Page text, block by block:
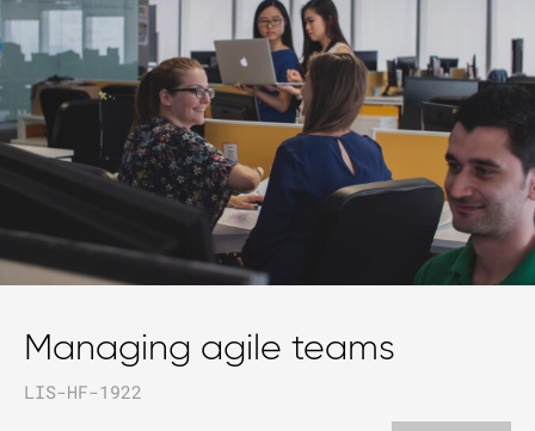
Managing agile teams
LIS-HF-1922